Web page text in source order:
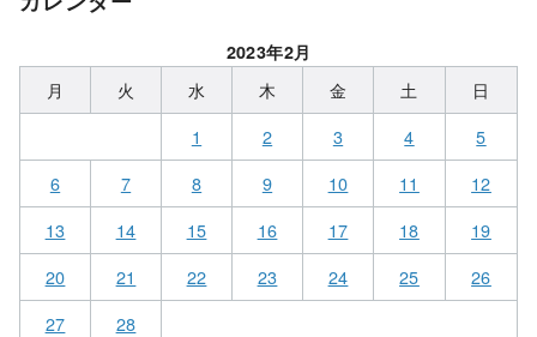
2023年2月
月 火 水 木 金 土
日
1
2 3 4
5
6
7 8 9 10 11
12
13
14 15 16 17 18
19
20
21 22 23 24 25
26
27
28